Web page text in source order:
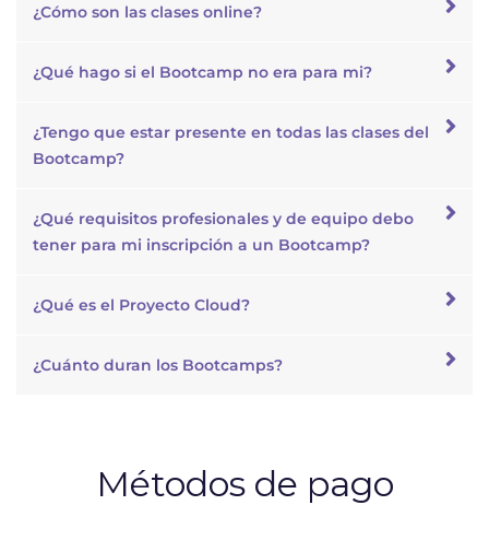
¿Cómo son las clases online?
¿Qué hago si el Bootcamp no era para mi?
¿Tengo que estar presente en todas las clases del
Bootcamp?
¿Qué requisitos profesionales y de equipo debo
tener para mi inscripción a un Bootcamp?
¿Qué es el Proyecto Cloud?
¿Cuánto duran los Bootcamps?
Métodos de pago